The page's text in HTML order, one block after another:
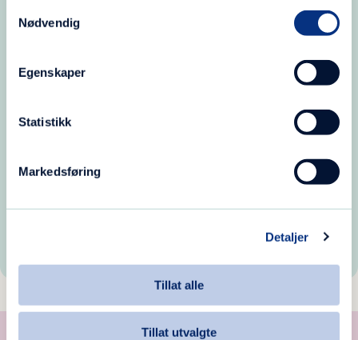
Nødvendig
Egenskaper
Statistikk
Markedsføring
Detaljer
Tillat alle
Tillat utvalgte